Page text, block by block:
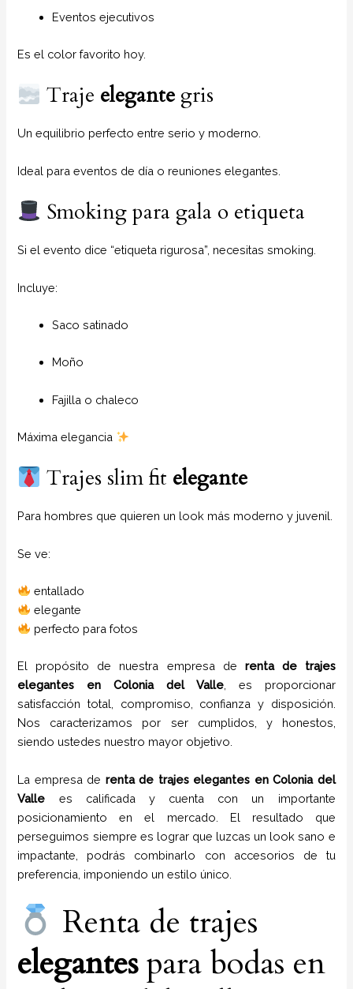
Eventos ejecutivos
Es el color favorito hoy.
Traje elegante gris
Un equilibrio perfecto entre serio y moderno.
Ideal para eventos de día o reuniones elegantes.
Smoking para gala o etiqueta
Si el evento dice “etiqueta rigurosa”, necesitas smoking.
Incluye:
Saco satinado
Moño
Fajilla o chaleco
Máxima elegancia
Trajes slim fit elegante
Para hombres que quieren un look más moderno y juvenil.
Se ve:
entallado
elegante
perfecto para fotos
El propósito de nuestra empresa de renta de trajes
elegantes en Colonia del Valle , es proporcionar
satisfacción total, compromiso, confianza y disposición.
Nos caracterizamos por ser cumplidos, y honestos,
siendo ustedes nuestro mayor objetivo.
La empresa de renta de trajes elegantes enColonia del
Valle
es calificada y cuenta con un importante
posicionamiento en el mercado. El resultado que
perseguimos siempre es lograr que luzcas un look sano e
impactante, podrás combinarlo con accesorios de tu
preferencia, imponiendo un estilo único.
Renta de trajes
elegantespara bodas en